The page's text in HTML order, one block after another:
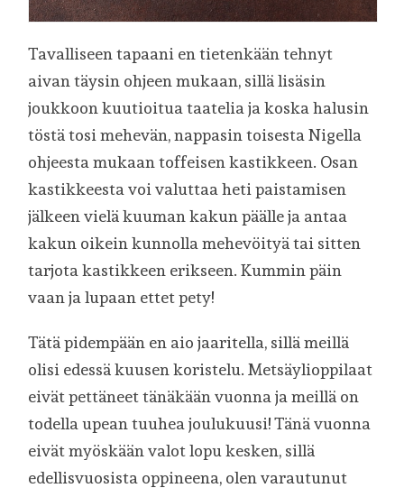
Tavalliseen tapaani en tietenkään tehnyt
aivan täysin ohjeen mukaan, sillä lisäsin
joukkoon kuutioitua taatelia ja koska halusin
töstä tosi mehevän, nappasin toisesta Nigella
ohjeesta mukaan toffeisen kastikkeen. Osan
kastikkeesta voi valuttaa heti paistamisen
jälkeen vielä kuuman kakun päälle ja antaa
kakun oikein kunnolla mehevöityä tai sitten
tarjota kastikkeen erikseen. Kummin päin
vaan ja lupaan ettet pety!
Tätä pidempään en aio jaaritella, sillä meillä
olisi edessä kuusen koristelu. Metsäylioppilaat
eivät pettäneet tänäkään vuonna ja meillä on
todella upean tuuhea joulukuusi! Tänä vuonna
eivät myöskään valot lopu kesken, sillä
edellisvuosista oppineena, olen varautunut